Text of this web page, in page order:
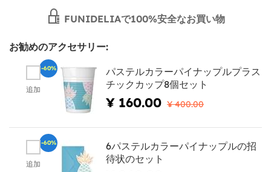
FUNIDELIAで100%安全なお買い物
お勧めのアクセサリー:
追加
パステルカラーパイナップルプラス
チックカップ8個セット
¥ 160.00 ¥ 400.00
-60%
追加
6パステルカラーパイナップルの招
待状のセット
-60%